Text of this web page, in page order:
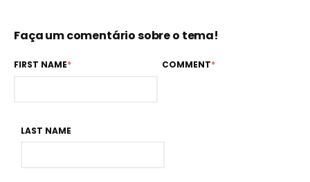
Faça um comentário sobre o tema!
FIRST NAME*
LAST NAME
COMMENT*